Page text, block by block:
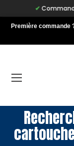
Commandez
Première commande